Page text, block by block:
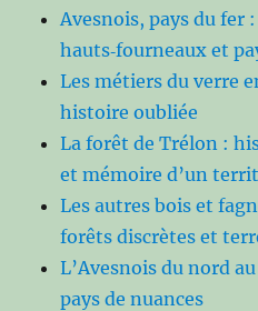
Avesnois, pays du fer
hauts‑fourneaux et
Les métiers du verre
histoire oubliée
La forêt de Trélon :
et mémoire d’un
Les autres bois et
forêts discrètes et
L’Avesnois du nord
pays de nuances